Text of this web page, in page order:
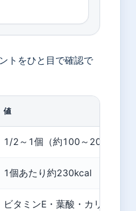
トをひと目で確認で
値
1/2～1個（約100～200g）
1個あたり約230kcal
ビタミンE・葉酸・カリウム・